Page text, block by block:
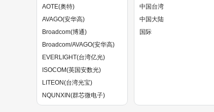
AOTE(奥特)
AVAGO(安华高)
Broadcom(博通)
Broadcom/AVAGO(安华高)
EVERLIGHT(台湾亿光)
ISOCOM(英国安数光)
LITEON(台湾光宝)
NQUNXIN(群芯微电子)
ON(安森美)
中国台湾
中国大陆
国际